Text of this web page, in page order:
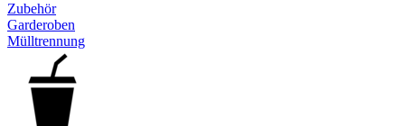
Zubehör
Garderoben
Mülltrennung